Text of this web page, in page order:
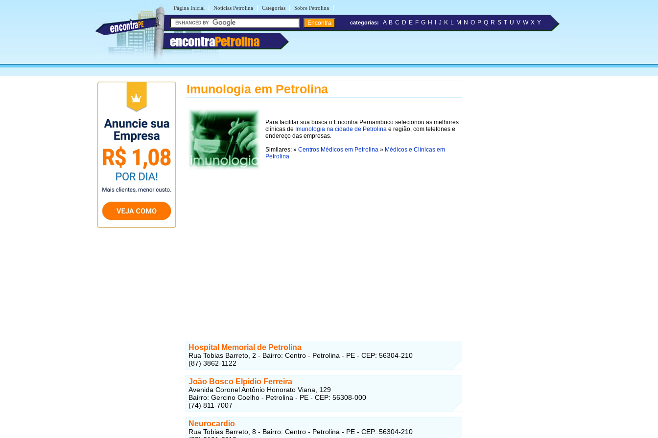
Página Inicial | Notícias Petrolina | Categorias | Sobre Petrolina |
encontraPetrolina
categorias: A B C D E F G H J K L M N O P Q R S T U V W X Y
Imunologia em Petrolina
Para facilitar sua busca o Encontra Pernambuco selecionou as melhores
clínicas de Imunologia na cidade de Petrolina e região, com telefones e
endereço das empresas.
Similares: » Centros Médicos em Petrolina » Médicos e Clínicas em
Petrolina
Hospital Memorial de Petrolina
Rua Tobias Barreto, 2 - Bairro: Centro - Petrolina - PE - CEP: 56304-210
(87) 3862-1122
João Bosco Elpidio Ferreira
Avenida Coronel Antônio Honorato Viana, 129
Bairro: Gercino Coelho - Petrolina - PE - CEP: 56308-000
(74) 811-7007
Neurocardio
Rua Tobias Barreto, 8 - Bairro: Centro - Petrolina - PE - CEP: 56304-210